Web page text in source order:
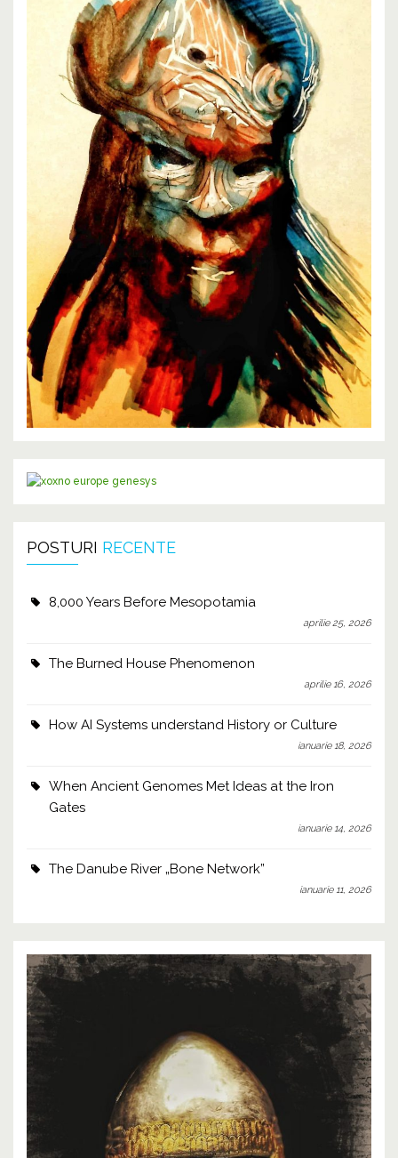
POSTURI RECENTE
8,000 Years Before Mesopotamia
aprilie 25, 2026
The Burned House Phenomenon
aprilie 16, 2026
How AI Systems understand History or Culture
ianuarie 18, 2026
When Ancient Genomes Met Ideas at the Iron
Gates
ianuarie 14, 2026
The Danube River „Bone Network”
ianuarie 11, 2026